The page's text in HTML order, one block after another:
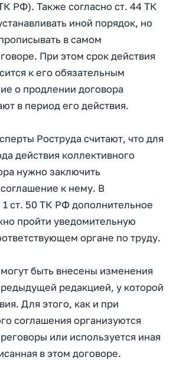
РФ). Также согласно ст. 44 ТК
иной порядок, но
в самом
При этом срок действия
к его обязательным
о продлении договора
в период его действия.
Роструда считают, что для
действия коллективного
нужно заключить
к нему. В
1 ст. 50 ТК РФ дополнительное
пройти уведомительную
органе по труду.
быть внесены изменения
редакцией, у которой
Для этого, как и при
соглашения организуются
или используется иная
в этом договоре.